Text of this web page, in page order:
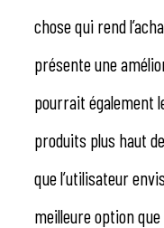
chose qui rend
présente une
pourrait également
produits plus haut
que l’utilisateur
meilleure option